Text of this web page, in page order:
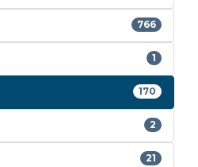
766
1
170
2
21